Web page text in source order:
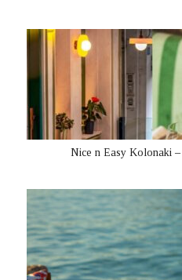
Nice n Easy Kolonaki –